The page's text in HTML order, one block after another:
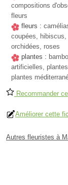
compositions
fleurs
fleurs :
coupées,
orchidées, roses
plantes :
artificielles,
plantes
Recommander
Améliorer cette
Autres fleuristes à